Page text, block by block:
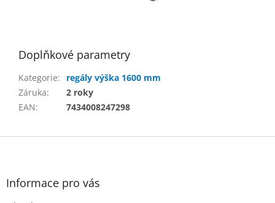
Doplňkové parametry
Kategorie:
regály výška 1600 mm
Záruka:
2 roky
EAN: 7434008247298
Z
Informace pro vás